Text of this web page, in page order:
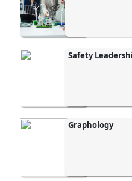
Safety
Graphology